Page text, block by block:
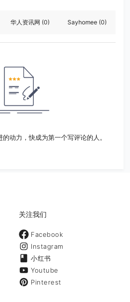
华人资讯网 (0) Sayhomee (0)
动力，快成为第一个写评论的人。
关注我们
Facebook
Instagram
小红书
Youtube
Pinterest